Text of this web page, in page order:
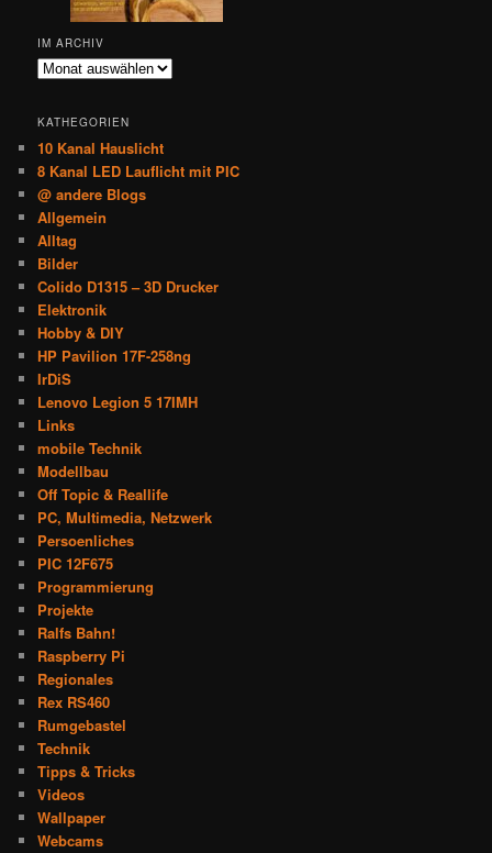
IM ARCHIV
Im
KATHEGORIEN
10 Kanal Hauslicht
8 Kanal LED Lauflicht mit PIC
@ andere Blogs
Allgemein
Alltag
Bilder
Colido D1315 – 3D Drucker
Elektronik
Hobby & DIY
HP Pavilion 17F-258ng
IrDiS
Lenovo Legion 5 17IMH
Links
mobile Technik
Modellbau
Off Topic & Reallife
PC, Multimedia, Netzwerk
Persoenliches
PIC 12F675
Programmierung
Projekte
Ralfs Bahn!
Raspberry Pi
Regionales
Rex RS460
Rumgebastel
Technik
Tipps & Tricks
Videos
Wallpaper
Webcams